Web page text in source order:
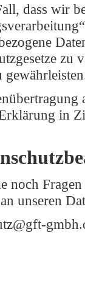
dass wir
zu
in
noch
unseren